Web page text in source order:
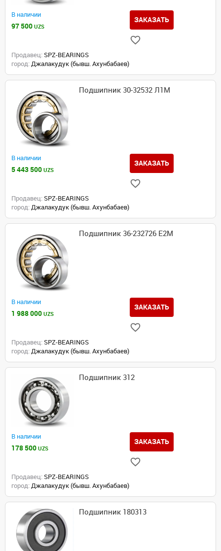
В наличии
97 500 UZS
ЗАКАЗАТЬ
Продавец: SPZ-BEARINGS
город: Джалакудук (бывш. Ахунбабаев)
Подшипник 30-32532 Л1М
В наличии
5 443 500 UZS
ЗАКАЗАТЬ
Продавец: SPZ-BEARINGS
город: Джалакудук (бывш. Ахунбабаев)
Подшипник 36-232726 Е2М
В наличии
1 988 000 UZS
ЗАКАЗАТЬ
Продавец: SPZ-BEARINGS
город: Джалакудук (бывш. Ахунбабаев)
Подшипник 312
В наличии
178 500 UZS
ЗАКАЗАТЬ
Продавец: SPZ-BEARINGS
город: Джалакудук (бывш. Ахунбабаев)
Подшипник 180313